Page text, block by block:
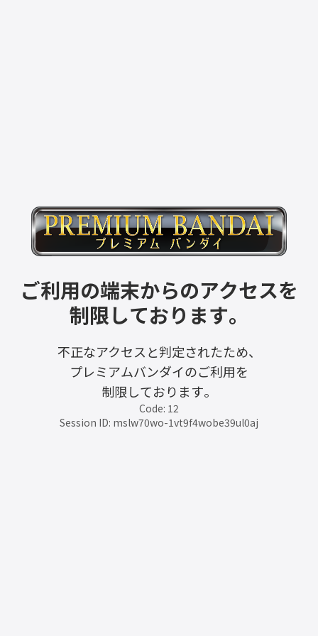
ご利用の端末からのアクセスを
制限しております。
不正なアクセスと判定されたため、
プレミアムバンダイのご利用を
制限しております。
Code: 12
Session ID: mslw70wo-1vt9f4wobe39ul0aj